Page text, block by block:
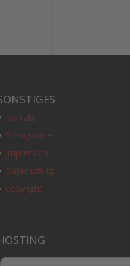
Kontakt
Schlagworte
Impressum
Datenschutz
Copyright